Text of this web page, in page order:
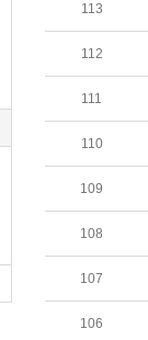
113
112
111
110
109
108
107
106